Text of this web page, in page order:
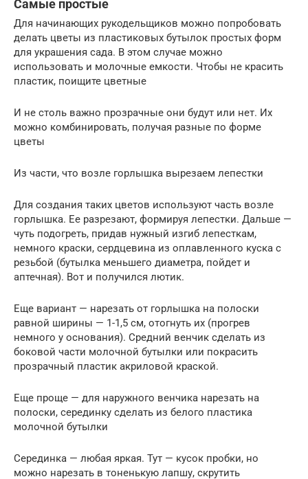
Самые простые
Для начинающих рукодельщиков можно попробовать
делать цветы из пластиковых бутылок простых форм
для украшения сада. В этом случае можно
использовать и молочные емкости. Чтобы не красить
пластик, поищите цветные
И не столь важно прозрачные они будут или нет. Их
можно комбинировать, получая разные по форме
цветы
Из части, что возле горлышка вырезаем лепестки
Для создания таких цветов используют часть возле
горлышка. Ее разрезают, формируя лепестки. Дальше —
чуть подогреть, придав нужный изгиб лепесткам,
немного краски, сердцевина из оплавленного куска с
резьбой (бутылка меньшего диаметра, пойдет и
аптечная). Вот и получился лютик.
Еще вариант — нарезать от горлышка на полоски
равной ширины — 1-1,5 см, отогнуть их (прогрев
немного у основания). Средний венчик сделать из
боковой части молочной бутылки или покрасить
прозрачный пластик акриловой краской.
Еще проще — для наружного венчика нарезать на
полоски, серединку сделать из белого пластика
молочной бутылки
Серединка — любая яркая. Тут — кусок пробки, но
можно нарезать в тоненькую лапшу, скрутить